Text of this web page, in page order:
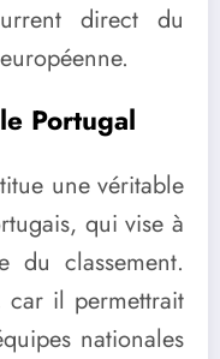
direct du
Portugal
une véritable
qui vise à
du classement.
car il permettrait
nationales